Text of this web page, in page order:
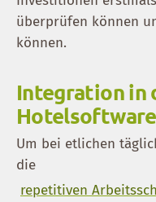
überprüfen können
können.
Integration in
Hotelsoftware
Um bei etlichen
die
repetitiven